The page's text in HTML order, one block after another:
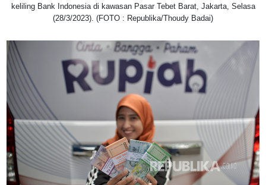
keliling Bank Indonesia di kawasan Pasar Tebet Barat, Jakarta, Selasa
(28/3/2023). (FOTO : Republika/Thoudy Badai)